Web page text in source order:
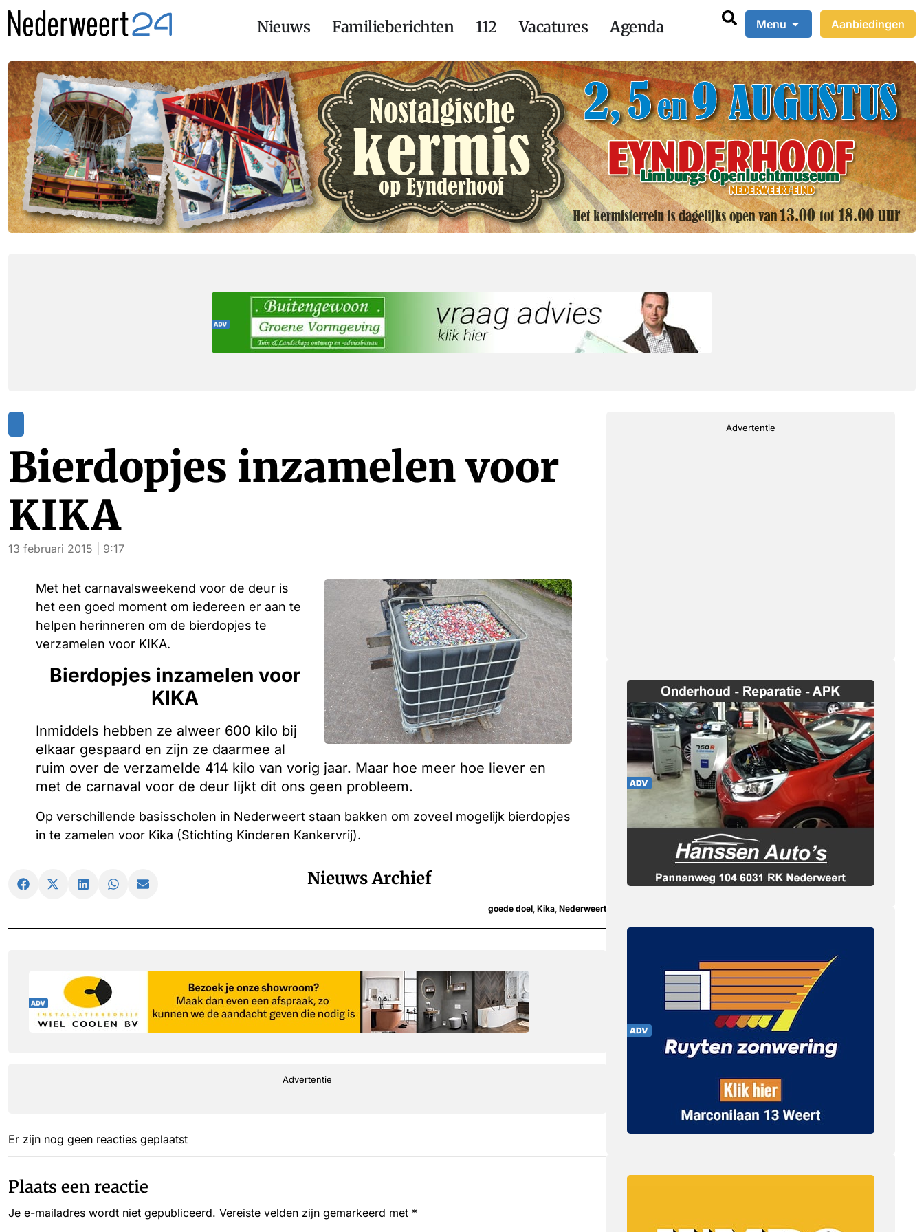
Nieuws Familieberichten 112 Vacatures Agenda Menu Aanbiedingen
Bierdopjes inzamelen voor
KIKA
13 februari 2015 | 9:17
Met het carnavalsweekend voor de deur is
het een goed moment om iedereen er aan te
helpen herinneren om de bierdopjes te
verzamelen voor KIKA.
Bierdopjes inzamelen voor
KIKA
Inmiddels hebben ze alweer 600 kilo bij
elkaar gespaard en zijn ze daarmee al
ruim over de verzamelde 414 kilo van vorig jaar. Maar hoe meer hoe liever en
met de carnaval voor de deur lijkt dit ons geen probleem.
Op verschillende basisscholen in Nederweert staan bakken om zoveel mogelijk bierdopjes
in te zamelen voor Kika (Stichting Kinderen Kankervrij).
Nieuws Archief
goede doel Kika Nederweert
Advertentie
Er zijn nog geen reacties geplaatst
Plaats een reactie
Je e-mailadres wordt niet gepubliceerd. Vereiste velden zijn gemarkeerd met *
Advertentie